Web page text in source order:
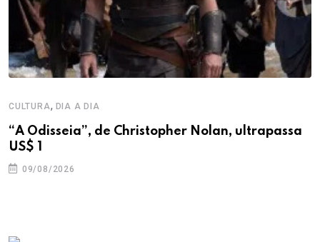
CULTURA, DIA A DIA
“A Odisseia”, de Christopher Nolan, ultrapassa
US$ 1
09/08/2026